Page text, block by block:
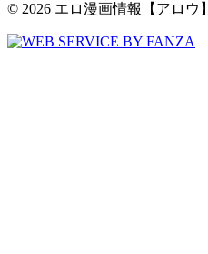
© 2026 エロ漫画情報【アロウ】